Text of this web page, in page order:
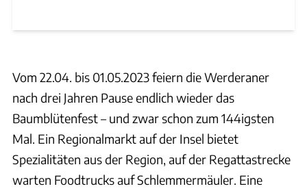
Vom 22.04. bis 01.05.2023 feiern die Werderaner
nach drei Jahren Pause endlich wieder das
Baumblütenfest – und zwar schon zum 144igsten
Mal. Ein Regionalmarkt auf der Insel bietet
Spezialitäten aus der Region, auf der Regattastrecke
warten Foodtrucks auf Schlemmermäuler. Eine